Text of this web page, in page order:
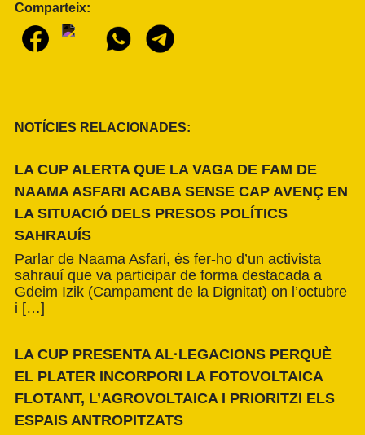
Comparteix:
NOTÍCIES RELACIONADES:
LA CUP ALERTA QUE LA VAGA DE FAM DE
NAAMA ASFARI ACABA SENSE CAP AVENÇ EN
LA SITUACIÓ DELS PRESOS POLÍTICS
SAHRAUÍS
Parlar de Naama Asfari, és fer-ho d’un activista
sahrauí que va participar de forma destacada a
Gdeim Izik (Campament de la Dignitat) on l’octubre
i […]
LA CUP PRESENTA AL·LEGACIONS PERQUÈ
EL PLATER INCORPORI LA FOTOVOLTAICA
FLOTANT, L’AGROVOLTAICA I PRIORITZI ELS
ESPAIS ANTROPITZATS